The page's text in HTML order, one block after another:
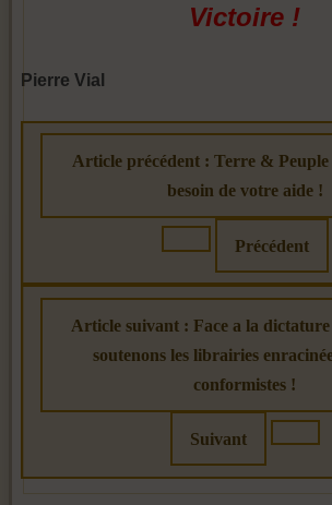
Victoire !
Pierre Vial
Article précédent : Terre & Peuple
besoin de votre aide !
Précédent
Article suivant : Face a la dictature
soutenons les librairies
conformistes !
Suivant